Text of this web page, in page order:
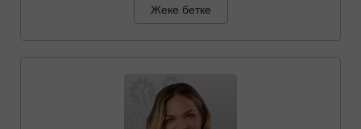
Жеке бетке